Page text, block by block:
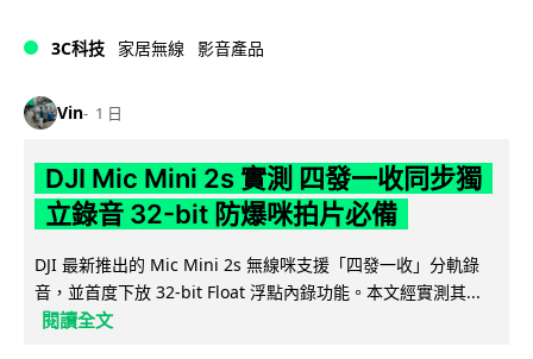
3C科技 家居無線 影音產品
Vin 1 日
DJI Mic Mini 2s 實測 四發一收同步獨
立錄音 32-bit 防爆咪拍片必備
DJI 最新推出的 Mic Mini 2s 無線咪支援「四發一收」分軌錄
音，並首度下放 32-bit Float 浮點內錄功能。本文經實測其...
閱讀全文